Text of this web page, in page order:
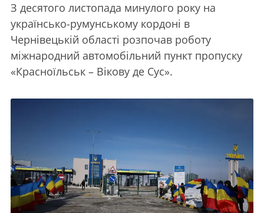
З десятого листопада минулого року на
українсько-румунському кордоні в
Чернівецькій області розпочав роботу
міжнародний автомобільний пункт пропуску
«Красноїльськ – Вікову де Сус».